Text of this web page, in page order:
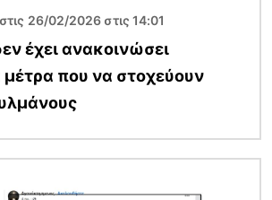
26/02/2026 στις 14:01
έχει ανακοινώσει
μέτρα που να στοχεύουν